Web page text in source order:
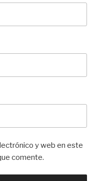
y web en este
comente.